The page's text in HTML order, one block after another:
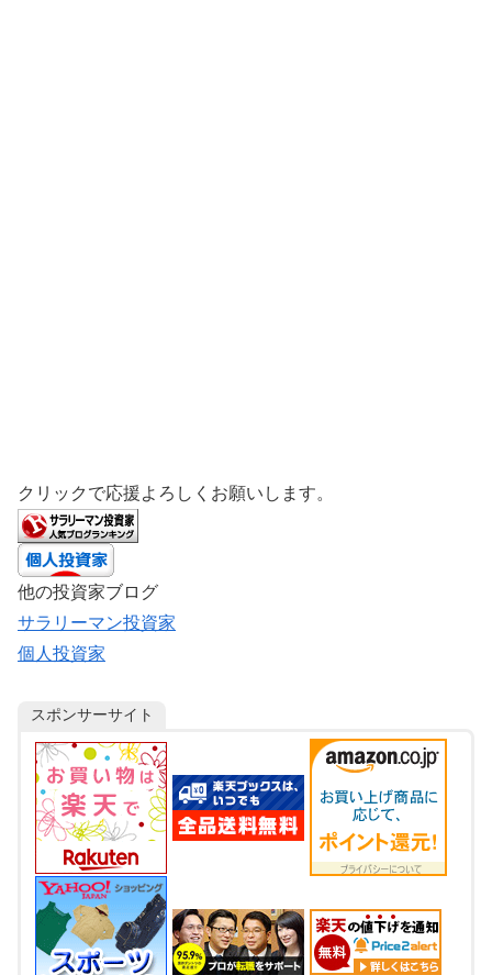
クリックで応援よろしくお願いします。
他の投資家ブログ
サラリーマン投資家
個人投資家
スポンサーサイト